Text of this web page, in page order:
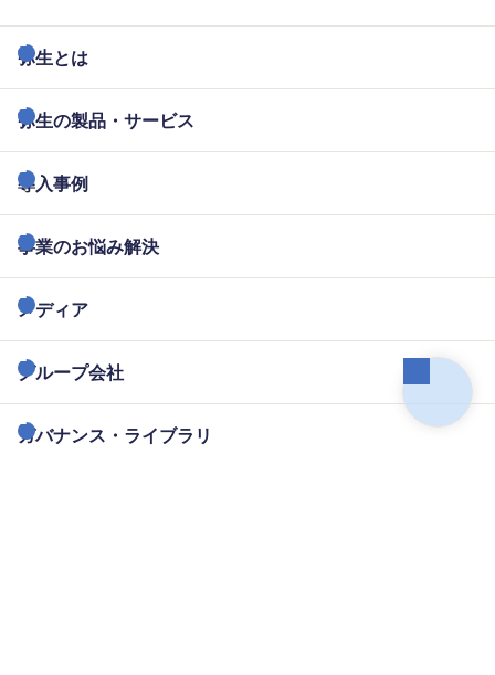
弥生とは
弥生の製品・サービス
導入事例
事業のお悩み解決
メディア
グループ会社
ガバナンス・ライブラリ